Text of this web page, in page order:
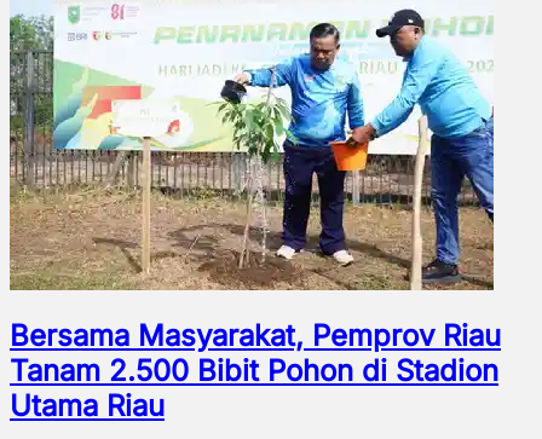
Bersama Masyarakat, Pemprov Riau
Tanam 2.500 Bibit Pohon di Stadion
Utama Riau